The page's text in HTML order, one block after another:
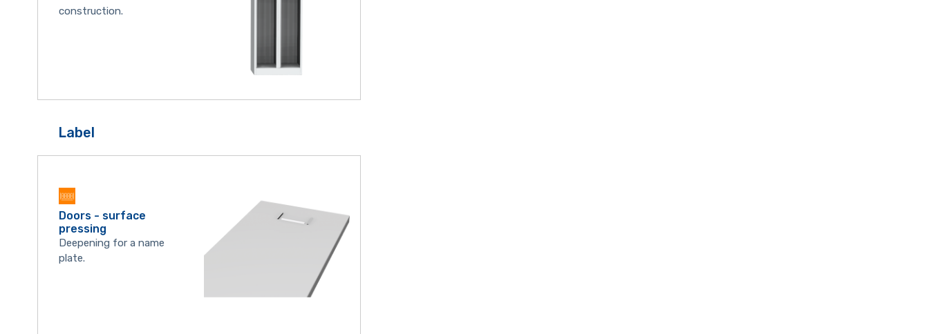
construction.
Label
Doors - surface
pressing
Deepening for a name
plate.